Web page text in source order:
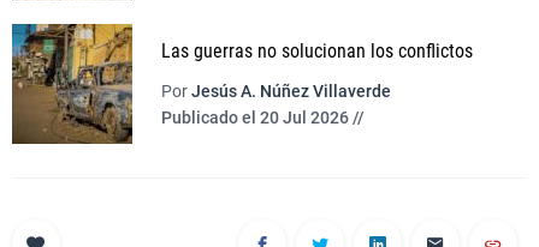
Las guerras no solucionan los conflictos
PorJesús A. Núñez Villaverde
Publicado el 20 Jul 2026 //